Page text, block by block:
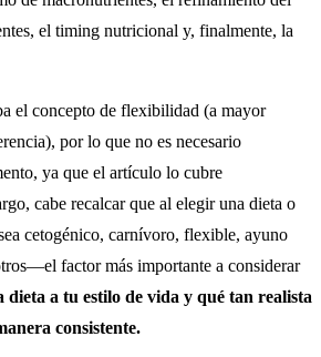
el timing nutricional y, finalmente, la
el concepto de flexibilidad (a mayor
por lo que no es necesario
ya que el artículo lo cubre
cabe recalcar que al elegir una dieta o
cetogénico, carnívoro, flexible, ayuno
factor más importante a considerar
dieta a tu estilo de vida y qué tan realista
consistente.